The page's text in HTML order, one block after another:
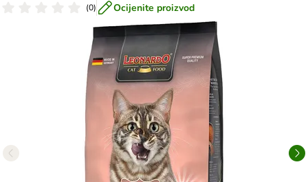
(0) Ocijenite proizvod